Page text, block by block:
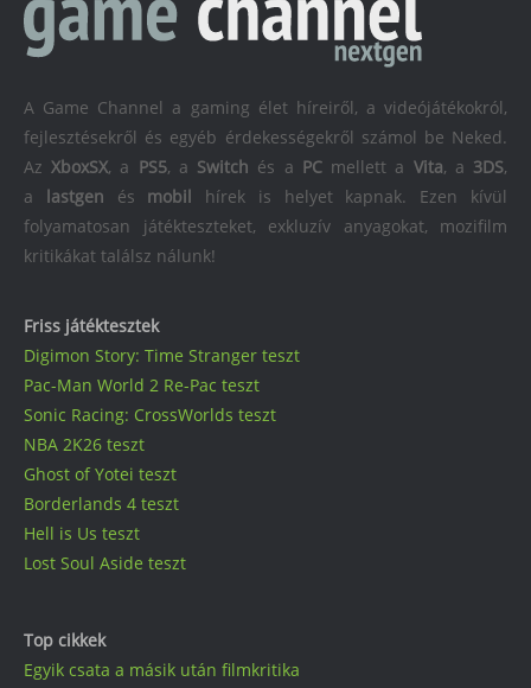
Friss játéktesztek
Digimon Story: Time Stranger teszt
Pac-Man World 2 Re-Pac teszt
Sonic Racing: CrossWorlds teszt
NBA 2K26 teszt
Ghost of Yotei teszt
Borderlands 4 teszt
Hell is Us teszt
Lost Soul Aside teszt
Top cikkek
Egyik csata a másik után filmkritika
A Game Channel a gaming élet híreiről, a videójátékokról,
fejlesztésekről és egyéb érdekességekről számol be Neked.
AzXboxSX, a PS5, a Switch és a PCmellett a Vita, a 3DS,
a lastgen és mobil hírek is helyet kapnak. Ezen kívül
folyamatosan játékteszteket, exkluzív anyagokat, mozifilm
kritikákat találsz nálunk!